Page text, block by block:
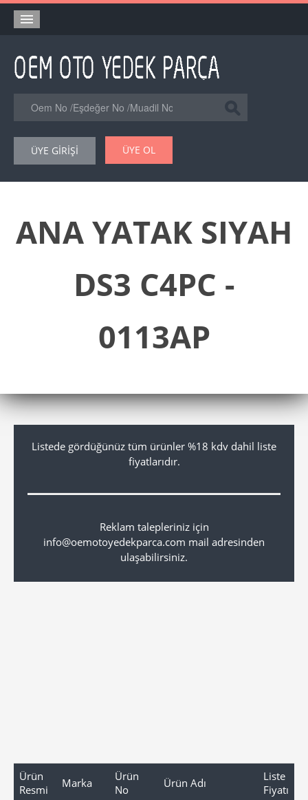
Orjinal Yedek Parça
Eşdeğer Muadil Yedek Parça
Şase Numarası VIN Yedekparça Sorgulama
Hakkımızda
Forum
ÜYE GİRİŞİ ÜYE OL
ANA YATAK SIYAH
DS3 C4PC -
0113AP
Listede gördüğünüz tüm ürünler %18 kdv dahil liste
fiyatlarıdır.
Reklam talepleriniz için
info@oemotoyedekparca.com mail adresinden
ulaşabilirsiniz.
Ürün
Resmi
Marka
Ürün
No
Ürün Adı
Liste
Fiyatı